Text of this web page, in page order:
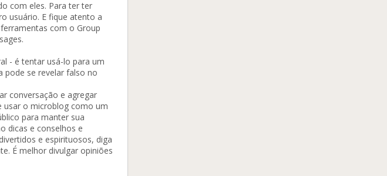
com eles. Para ter ter
usuário. E fique atento a
com o Group
- é tentar usá-lo para um
pode se revelar falso no
conversação e agregar
usar o microblog como um
para manter sua
dicas e conselhos e
e espirituosos, diga
É melhor divulgar opiniões